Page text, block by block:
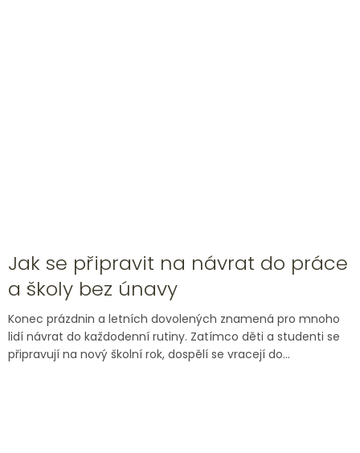
Jak se připravit na návrat do práce
a školy bez únavy
Konec prázdnin a letních dovolených znamená pro mnoho
lidí návrat do každodenní rutiny. Zatímco děti a studenti se
připravují na nový školní rok, dospělí se vracejí do...